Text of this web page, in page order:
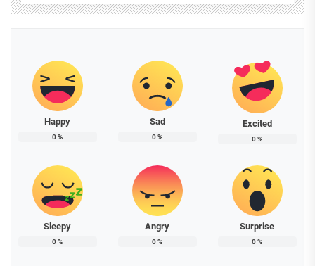
Happy
0%
Sad
0%
Excited
0%
Sleepy
0%
Angry
0%
Surprise
0%